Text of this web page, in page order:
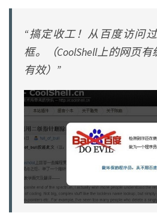
“搞定收工！从百度访问
框。（CoolShell上的网页
有效）”